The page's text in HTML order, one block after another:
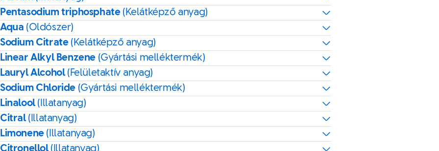
Pentasodium triphosphate (Kelátképző anyag)
Aqua (Oldószer)
Sodium Citrate (Kelátképző anyag)
Linear Alkyl Benzene (Gyártási melléktermék)
Lauryl Alcohol(Felületaktív anyag)
Sodium Chloride (Gyártási melléktermék)
Linalool(Illatanyag)
Citral(Illatanyag)
Limonene (Illatanyag)
Citronellol(Illatanyag)